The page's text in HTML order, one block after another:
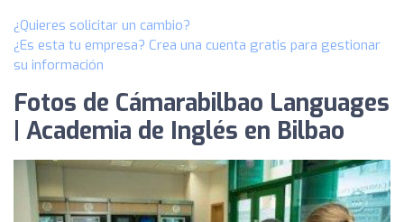
¿Quieres solicitar un cambio?
¿Es esta tu empresa? Crea una cuenta gratis para gestionar
su información
Fotos de Cámarabilbao Languages
| Academia de Inglés en Bilbao